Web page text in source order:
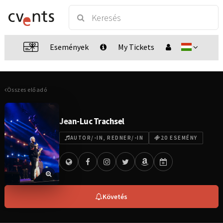
Események My Tickets
Összes előadó
Jean-Luc Trachsel
AUTOR/-IN, REDNER/-IN 20 ESEMÉNY
Követés